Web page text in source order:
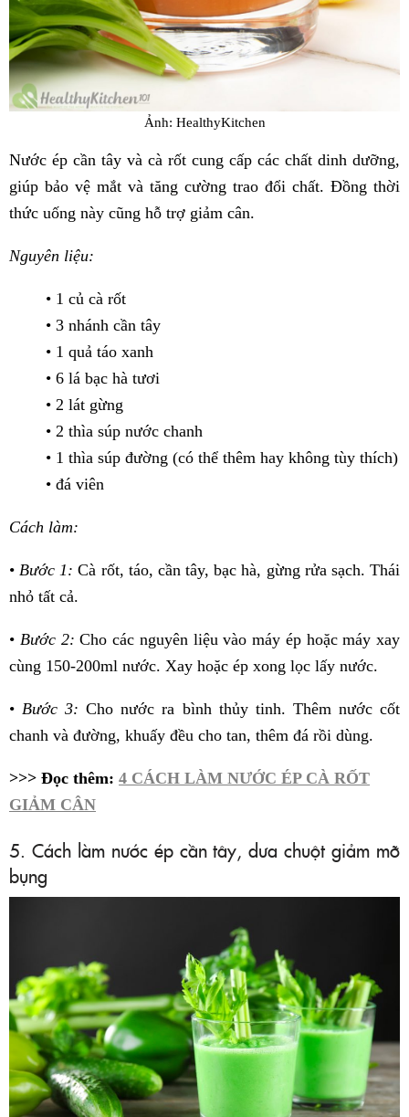
Ảnh: HealthyKitchen
Nước ép cần tây và cà rốt cung cấp các chất dinh dưỡng,
giúp bảo vệ mắt và tăng cường trao đổi chất. Đồng thời
thức uống này cũng hỗ trợ giảm cân.
Nguyên liệu:
• 1 củ cà rốt
• 3 nhánh cần tây
• 1 quả táo xanh
• 6 lá bạc hà tươi
• 2 lát gừng
• 2 thìa súp nước chanh
• 1 thìa súp đường (có thể thêm hay không tùy thích)
• đá viên
Cách làm:
•Bước 1:Cà rốt, táo, cần tây, bạc hà, gừng rửa sạch. Thái
nhỏ tất cả.
• Bước 2:Cho các nguyên liệu vào máy ép hoặc máy xay
cùng 150-200ml nước. Xay hoặc ép xong lọc lấy nước.
•Bước 3:Cho nước ra bình thủy tinh. Thêm nước cốt
chanh và đường, khuấy đều cho tan, thêm đá rồi dùng.
>>> Đọc thêm: 4 CÁCH LÀM NƯỚC ÉP CÀ RỐT
GIẢM CÂN
5. Cách làm nước ép cần tây, dưa chuột giảm mỡ
bụng